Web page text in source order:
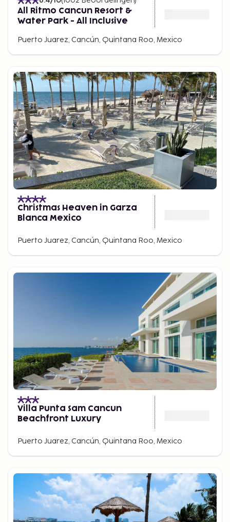
All Ritmo Cancun Resort &
Water Park - All Inclusive
Puerto Juarez, Cancún, Quintana Roo, Mexico
Christmas Heaven in Garza
Blanca Mexico
Puerto Juarez, Cancún, Quintana Roo, Mexico
Villa Punta Sam Cancun
Beachfront Luxury
Puerto Juarez, Cancún, Quintana Roo, Mexico